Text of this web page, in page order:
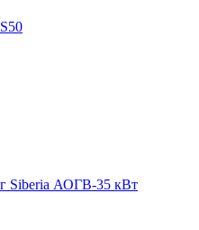
Siberia АОГВ-35 кВт